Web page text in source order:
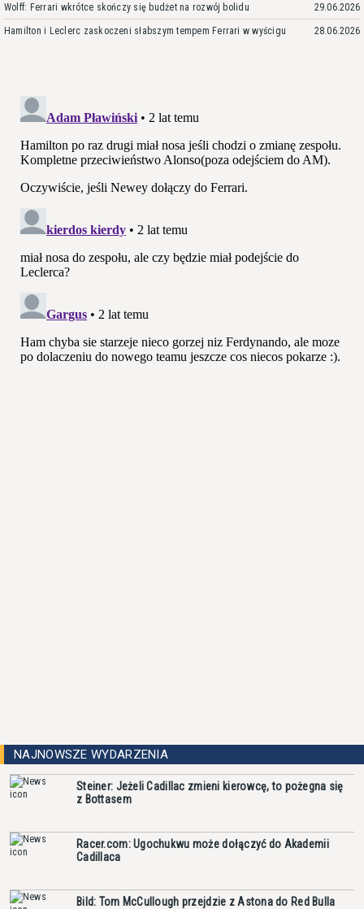
Wolff: Ferrari wkrótce skończy się budżet na rozwój bolidu 29.06.2026
Hamilton i Leclerc zaskoczeni słabszym tempem Ferrari w wyścigu 28.06.2026
NAJNOWSZE WYDARZENIA
Steiner: Jeżeli Cadillac zmieni kierowcę, to pożegna się
z Bottasem
Racer.com: Ugochukwu może dołączyć do Akademii
Cadillaca
Bild: Tom McCullough przejdzie z Astona do Red Bulla